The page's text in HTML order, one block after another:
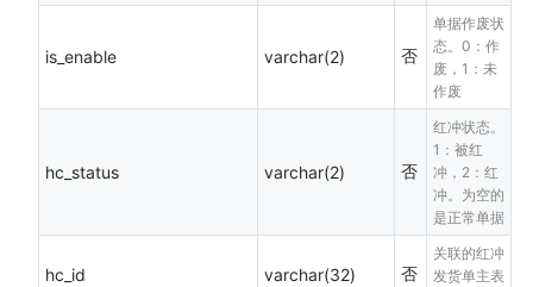
is_enable varchar(2) 否
单据作废状
态。0：作
废，1：未
作废
hc_status varchar(2) 否
红冲状态。
1：被红
冲，2：红
冲。为空的
是正常单据
hc_id varchar(32) 否
关联的红冲
发货单主表